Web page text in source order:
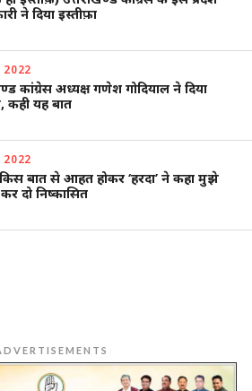
ने दिया इस्तीफ़ा
कांग्रेस अध्यक्ष गणेश गोदियाल ने दिया
कही यह बात
बात से आहत होकर ‘हरदा’ ने कहा मुझे
कर दो निष्कासित